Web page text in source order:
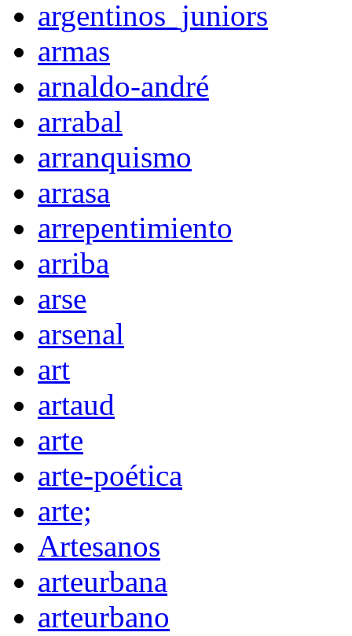
argentinos_juniors
armas
arnaldo-andré
arrabal
arranquismo
arrasa
arrepentimiento
arriba
arse
arsenal
art
artaud
arte
arte-poética
arte;
Artesanos
arteurbana
arteurbano